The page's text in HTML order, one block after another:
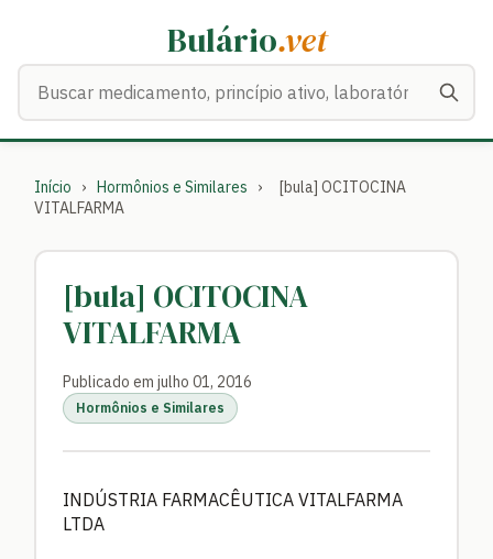
Bulário.vet
Início › Hormônios e Similares ›
[bula] OCITOCINA
VITALFARMA
[bula] OCITOCINA
VITALFARMA
Publicado em julho 01, 2016
Hormônios e Similares
INDÚSTRIA FARMACÊUTICA VITALFARMA
LTDA